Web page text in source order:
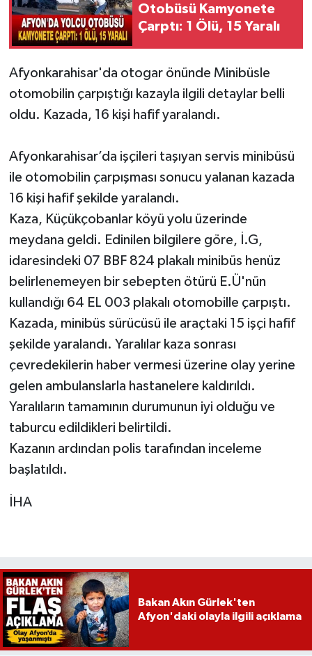
Otobüsü Kamyonete
Çarptı: 1 Ölü, 15 Yaralı
Afyonkarahisar'da otogar önünde Minibüsle
otomobilin çarpıştığı kazayla ilgili detaylar belli
oldu. Kazada, 16 kişi hafif yaralandı.
Afyonkarahisar’da işçileri taşıyan servis minibüsü
ile otomobilin çarpışması sonucu yalanan kazada
16 kişi hafif şekilde yaralandı.
Kaza, Küçükçobanlar köyü yolu üzerinde
meydana geldi. Edinilen bilgilere göre, İ.G,
idaresindeki 07 BBF 824 plakalı minibüs henüz
belirlenemeyen bir sebepten ötürü E.Ü'nün
kullandığı 64 EL 003 plakalı otomobille çarpıştı.
Kazada, minibüs sürücüsü ile araçtaki 15 işçi hafif
şekilde yaralandı. Yaralılar kaza sonrası
çevredekilerin haber vermesi üzerine olay yerine
gelen ambulanslarla hastanelere kaldırıldı.
Yaralıların tamamının durumunun iyi olduğu ve
taburcu edildikleri belirtildi.
Kazanın ardından polis tarafından inceleme
başlatıldı.
İHA
Bakan Akın Gürlek'ten
Afyon'daki olayla ilgili açıklama